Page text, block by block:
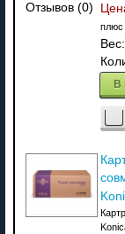
Отзывов (0)
плюс
Вес:
В